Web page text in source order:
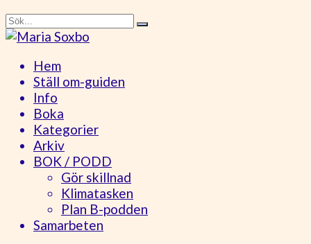
Hem
Ställ om-guiden
Info
Boka
Kategorier
Arkiv
BOK / PODD
Gör skillnad
Klimatasken
Plan B-podden
Samarbeten